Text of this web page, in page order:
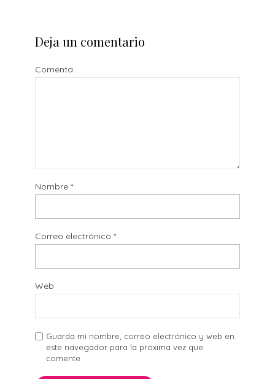
Deja un comentario
Comenta
Nombre *
Correo electrónico *
Web
Guarda mi nombre, correo electrónico y web en
este navegador para la próxima vez que
comente.